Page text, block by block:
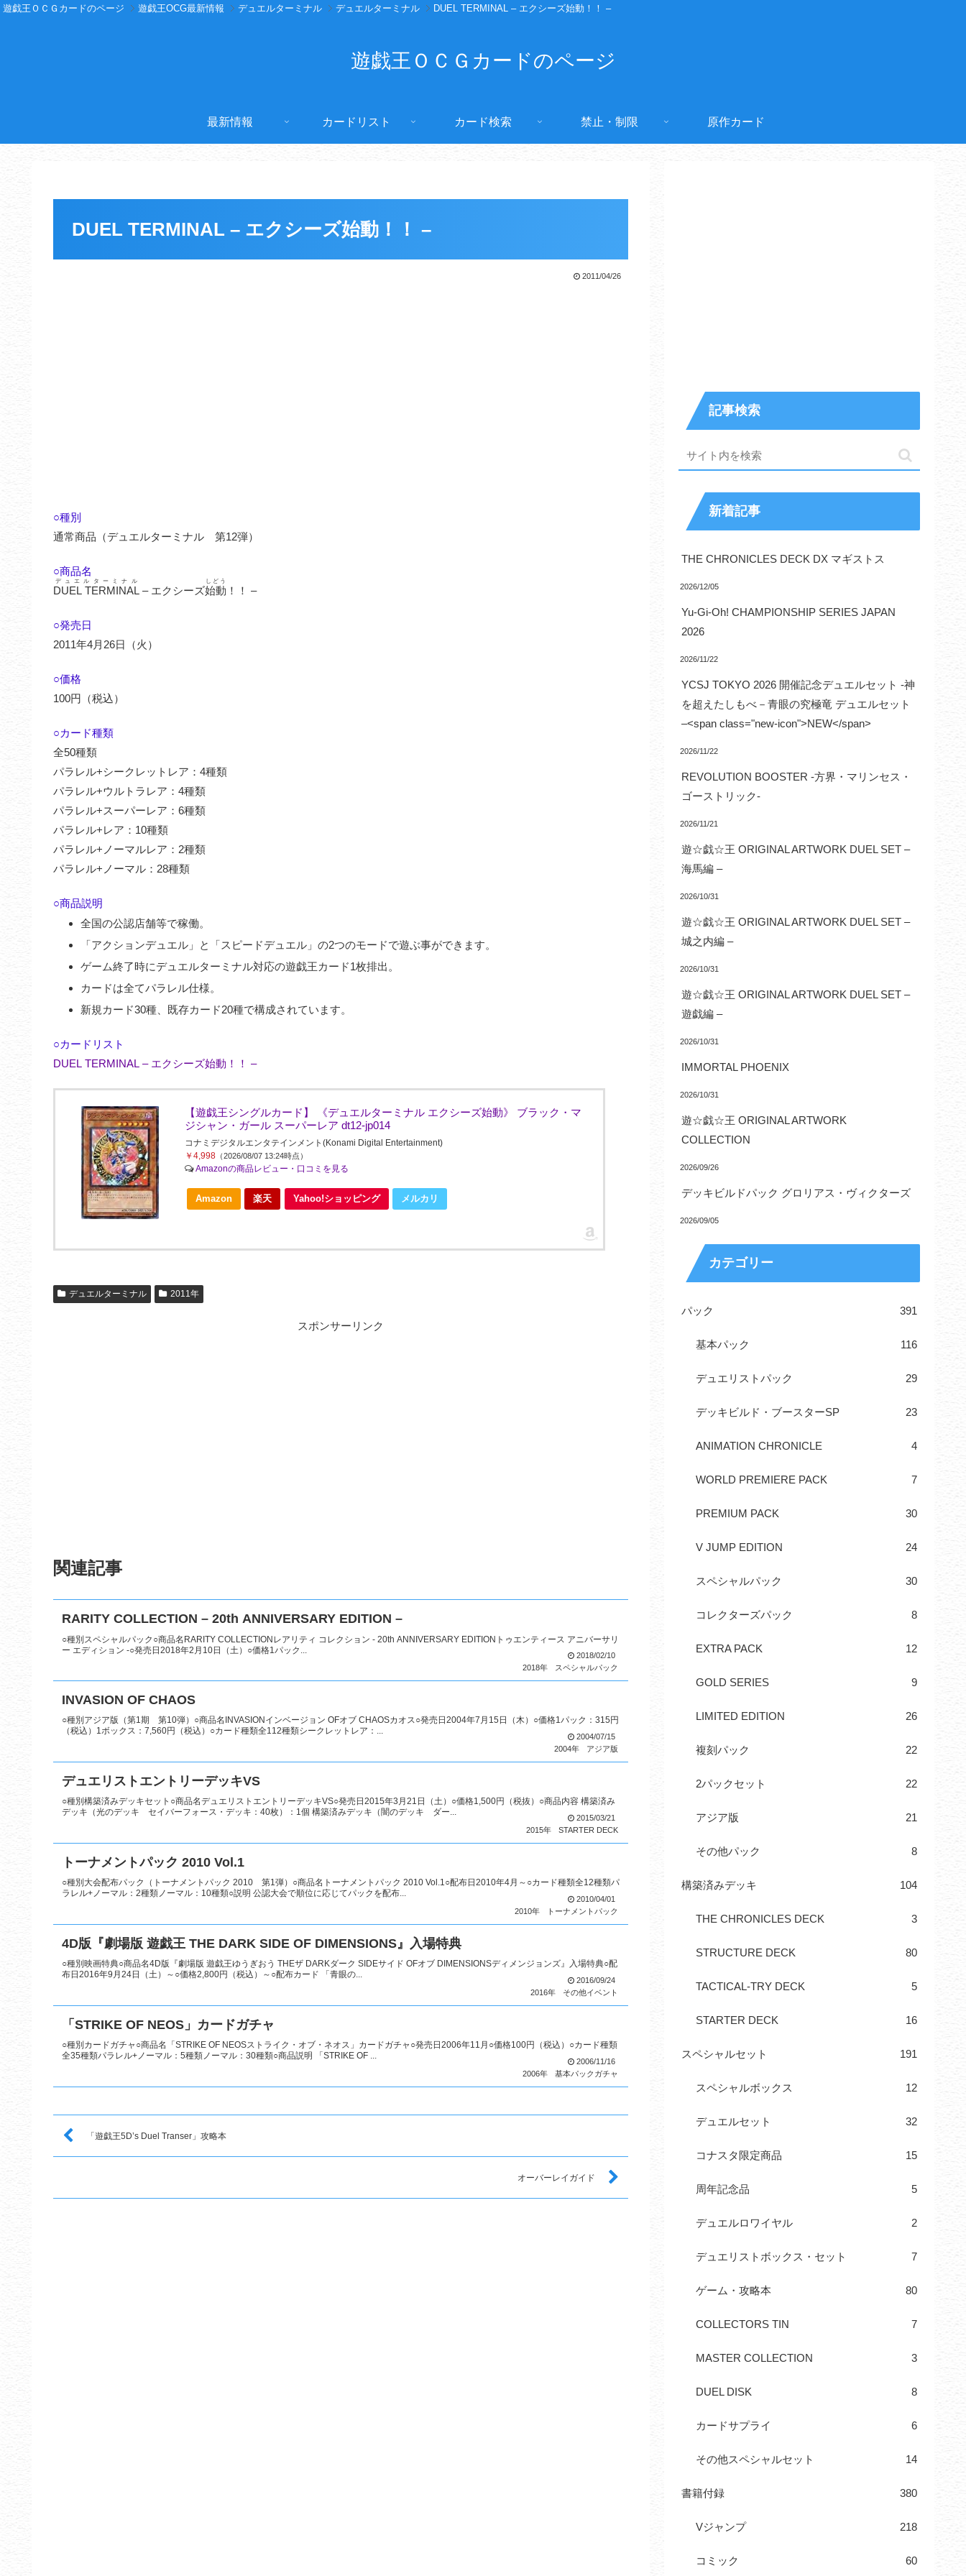
遊戯王ＯＣＧカードのページ 遊戯王OCG最新情報 デュエルターミナル デュエルターミナル DUEL TERMINAL – エクシーズ始動！！ –
遊戯王ＯＣＧカードのページ
最新情報 カードリスト カード検索 禁止・制限 原作カード
DUEL TERMINAL – エクシーズ始動！！ –
2011/04/26
○種別
通常商品（デュエルターミナル 第12弾）
○商品名
DUEL TERMINAL
デュエルターミナル
– エクシーズ始動
しどう
！！ –
○発売日
2011年4月26日（火）
○価格
100円（税込）
○カード種類
全50種類
パラレル+シークレットレア：4種類
パラレル+ウルトラレア：4種類
パラレル+スーパーレア：6種類
パラレル+レア：10種類
パラレル+ノーマルレア：2種類
パラレル+ノーマル：28種類
○商品説明
全国の公認店舗等で稼働。
「アクションデュエル」と「スピードデュエル」の2つのモードで遊ぶ事ができます。
ゲーム終了時にデュエルターミナル対応の遊戯王カード1枚排出。
カードは全てパラレル仕様。
新規カード30種、既存カード20種で構成されています。
○カードリスト
DUEL TERMINAL – エクシーズ始動！！ –
【遊戯王シングルカード】 《デュエルターミナル エクシーズ始動》 ブラック・マ
ジシャン・ガール スーパーレア dt12-jp014
コナミデジタルエンタテインメント(Konami Digital Entertainment)
￥4,998（2026/08/07 13:24時点）
Amazonの商品レビュー・口コミを見る
Amazon 楽天 Yahoo!ショッピング メルカリ
デュエルターミナル 2011年
スポンサーリンク
関連記事
RARITY COLLECTION – 20th ANNIVERSARY EDITION –
○種別スペシャルパック○商品名RARITY COLLECTIONレアリティ コレクション - 20th ANNIVERSARY EDITIONトゥエンティース アニバーサリ
ー エディション -○発売日2018年2月10日（土）○価格1パック...
2018/02/10
2018年
スペシャルパック
INVASION OF CHAOS
○種別アジア版（第1期 第10弾）○商品名INVASIONインベージョン OFオブ CHAOSカオス○発売日2004年7月15日（木）○価格1パック：315円
（税込）1ボックス：7,560円（税込）○カード種類全112種類シークレットレア：...
2004/07/15
2004年
アジア版
デュエリストエントリーデッキVS
○種別構築済みデッキセット○商品名デュエリストエントリーデッキVS○発売日2015年3月21日（土）○価格1,500円（税抜）○商品内容 構築済み
デッキ（光のデッキ セイバーフォース・デッキ：40枚）：1個 構築済みデッキ（闇のデッキ ダー...
2015/03/21
2015年
STARTER DECK
トーナメントパック 2010 Vol.1
○種別大会配布パック（トーナメントパック 2010 第1弾）○商品名トーナメントパック 2010 Vol.1○配布日2010年4月～○カード種類全12種類パ
ラレル+ノーマル：2種類ノーマル：10種類○説明 公認大会で順位に応じてパックを配布...
2010/04/01
2010年
トーナメントパック
4D版『劇場版 遊戯王 THE DARK SIDE OF DIMENSIONS』入場特典
○種別映画特典○商品名4D版『劇場版 遊戯王ゆうぎおう THEザ DARKダーク SIDEサイド OFオブ DIMENSIONSディメンジョンズ』入場特典○配
布日2016年9月24日（土）～○価格2,800円（税込）～○配布カード 「青眼の...
2016/09/24
2016年
その他イベント
「STRIKE OF NEOS」カードガチャ
○種別カードガチャ○商品名「STRIKE OF NEOSストライク・オブ・ネオス」カードガチャ○発売日2006年11月○価格100円（税込）○カード種類
全35種類パラレル+ノーマル：5種類ノーマル：30種類○商品説明 「STRIKE OF ...
2006/11/16
2006年
基本パックガチャ
「遊戯王5D’s Duel Transer」攻略本
オーバーレイガイド
記事検索
新着記事
THE CHRONICLES DECK DX マギストス
2026/12/05
Yu-Gi-Oh! CHAMPIONSHIP SERIES JAPAN
2026
2026/11/22
YCSJ TOKYO 2026 開催記念デュエルセット -神
を超えたしもべ－青眼の究極竜 デュエルセット
–<span class="new-icon">NEW</span>
2026/11/22
REVOLUTION BOOSTER -方界・マリンセス・
ゴーストリック-
2026/11/21
遊☆戯☆王 ORIGINAL ARTWORK DUEL SET –
海馬編 –
2026/10/31
遊☆戯☆王 ORIGINAL ARTWORK DUEL SET –
城之内編 –
2026/10/31
遊☆戯☆王 ORIGINAL ARTWORK DUEL SET –
遊戯編 –
2026/10/31
IMMORTAL PHOENIX
2026/10/31
遊☆戯☆王 ORIGINAL ARTWORK
COLLECTION
2026/09/26
デッキビルドパック グロリアス・ヴィクターズ
2026/09/05
カテゴリー
パック 391
基本パック 116
デュエリストパック 29
デッキビルド・ブースターSP 23
ANIMATION CHRONICLE 4
WORLD PREMIERE PACK 7
PREMIUM PACK 30
V JUMP EDITION 24
スペシャルパック 30
コレクターズパック 8
EXTRA PACK 12
GOLD SERIES 9
LIMITED EDITION 26
複刻パック 22
2パックセット 22
アジア版 21
その他パック 8
構築済みデッキ 104
THE CHRONICLES DECK 3
STRUCTURE DECK 80
TACTICAL-TRY DECK 5
STARTER DECK 16
スペシャルセット 191
スペシャルボックス 12
デュエルセット 32
コナスタ限定商品 15
周年記念品 5
デュエルロワイヤル 2
デュエリストボックス・セット 7
ゲーム・攻略本 80
COLLECTORS TIN 7
MASTER COLLECTION 3
DUEL DISK 8
カードサプライ 6
その他スペシャルセット 14
書籍付録 380
Vジャンプ 218
コミック 60